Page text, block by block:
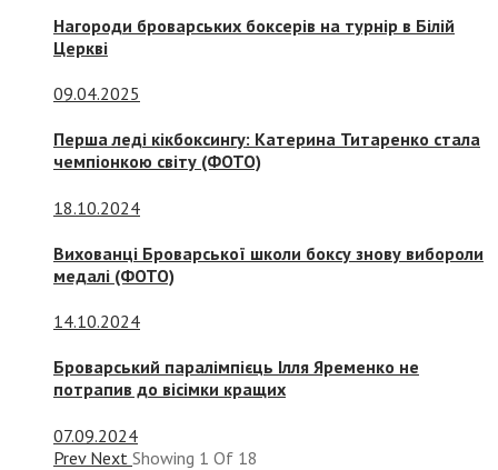
Нагороди броварських боксерів на турнір в Білій
Церкві
09.04.2025
Перша леді кікбоксингу: Катерина Титаренко стала
чемпіонкою світу (ФОТО)
18.10.2024
Вихованці Броварської школи боксу знову вибороли
медалі (ФОТО)
14.10.2024
Броварський паралімпієць Ілля Яременко не
потрапив до вісімки кращих
07.09.2024
Prev Next Showing 1 Of 18